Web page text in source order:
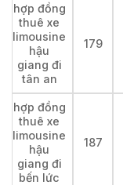
hợp đồng
thuê xe
limousine
hậu
giang đi
tân an
179
hợp đồng
thuê xe
limousine
hậu
giang đi
bến lức
187